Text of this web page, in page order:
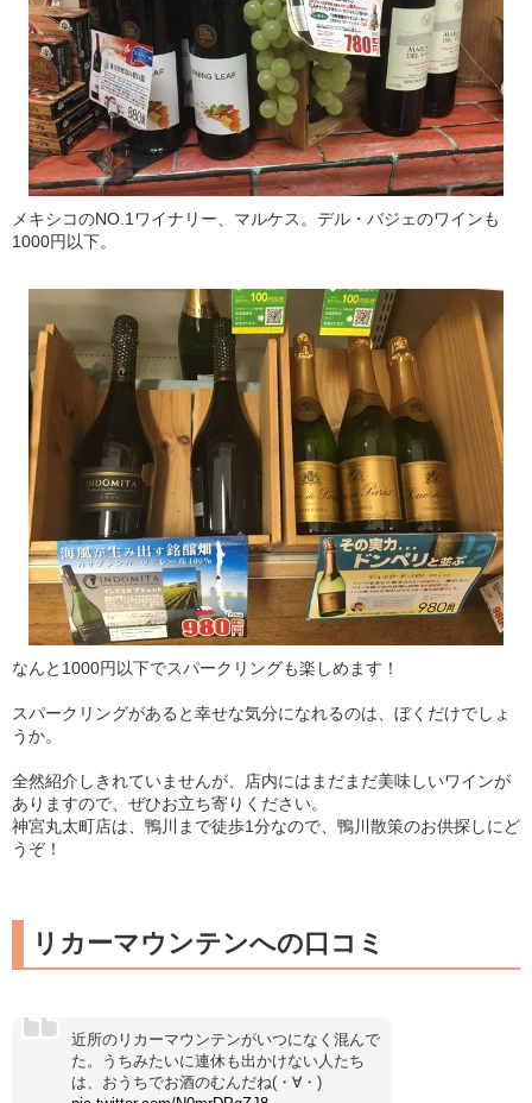
メキシコのNO.1ワイナリー、マルケス。デル・バジェのワインも
1000円以下。
なんと1000円以下でスパークリングも楽しめます！
スパークリングがあると幸せな気分になれるのは、ぼくだけでしょ
うか。
全然紹介しきれていませんが、店内にはまだまだ美味しいワインが
ありますので、ぜひお立ち寄りください。
神宮丸太町店は、鴨川まで徒歩1分なので、鴨川散策のお供探しにど
うぞ！
リカーマウンテンへの口コミ
近所のリカーマウンテンがいつになく混んで
た。うちみたいに連休も出かけない人たち
は、おうちでお酒のむんだね(・∀・)